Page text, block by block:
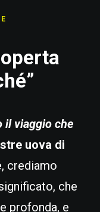
il viaggio che
uova di
crediamo
che
profonda, e